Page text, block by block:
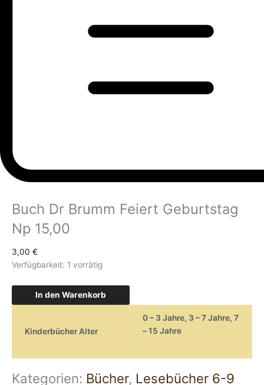
Buch Dr Brumm Feiert Geburtstag
Np 15,00
3,00 €
Verfügbarkeit: 1 vorrätig
In den Warenkorb
Kinderbücher Alter
0 – 3 Jahre, 3 – 7 Jahre, 7
– 15 Jahre
Kategorien: Bücher, Lesebücher 6-9